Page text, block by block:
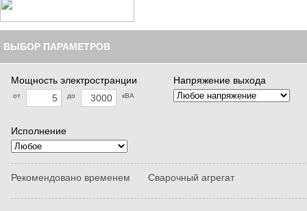
ВЫБОР ПАРАМЕТРОВ
Мощность электространции
от до кВА
Напряжение выхода
Исполнение
Рекомендовано временем Сварочный агрегат